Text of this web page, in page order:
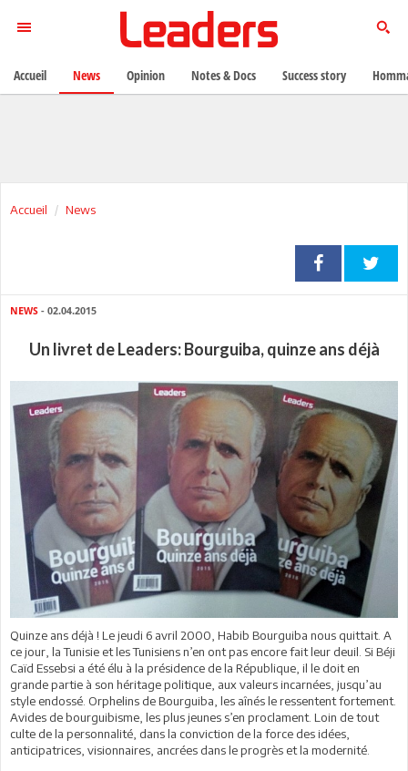
Accueil News
NEWS - 02.04.2015
Un livret de Leaders: Bourguiba, quinze ans déjà
Quinze ans déjà ! Le jeudi 6 avril 2000, Habib Bourguiba nous quittait. A
ce jour, la Tunisie et les Tunisiens n’en ont pas encore fait leur deuil. Si Béji
Caïd Essebsi a été élu à la présidence de la République, il le doit en
grande partie à son héritage politique, aux valeurs incarnées, jusqu’au
style endossé. Orphelins de Bourguiba, les aînés le ressentent fortement.
Avides de bourguibisme, les plus jeunes s’en proclament. Loin de tout
culte de la personnalité, dans la conviction de la force des idées,
anticipatrices, visionnaires, ancrées dans le progrès et la modernité.
Accueil News Opinion Notes & Docs Success story